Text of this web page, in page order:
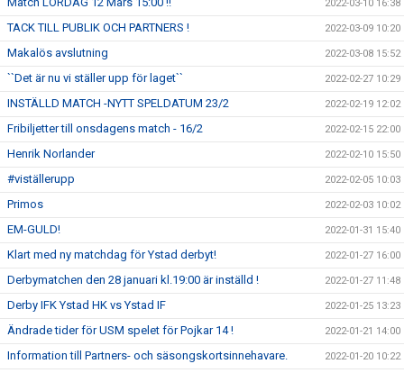
2022-03-10 16:38
TACK TILL PUBLIK OCH PARTNERS ! 2022-03-09 10:20
Makalös avslutning 2022-03-08 15:52
``Det är nu vi ställer upp för laget`` 2022-02-27 10:29
INSTÄLLD MATCH -NYTT SPELDATUM 23/2 2022-02-19 12:02
Fribiljetter till onsdagens match - 16/2 2022-02-15 22:00
Henrik Norlander 2022-02-10 15:50
#viställerupp 2022-02-05 10:03
Primos 2022-02-03 10:02
EM-GULD! 2022-01-31 15:40
Klart med ny matchdag för Ystad derbyt! 2022-01-27 16:00
Derbymatchen den 28 januari kl.19:00 är inställd ! 2022-01-27 11:48
Derby IFK Ystad HK vs Ystad IF 2022-01-25 13:23
Ändrade tider för USM spelet för Pojkar 14 ! 2022-01-21 14:00
Information till Partners- och säsongskortsinnehavare. 2022-01-20 10:22